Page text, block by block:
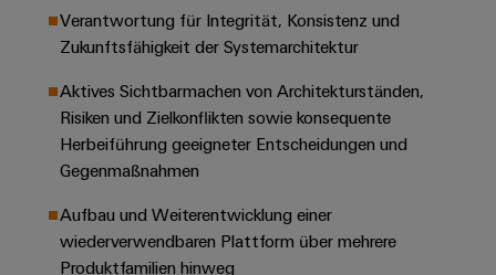
Photovoltaik
Mehr
durch
Sonnenenergie
Schaltschrankbau
für
die
Herausforderungen
im
Service
Platform
easyConnect
EZA-
Regler
Gerätehersteller
und
Visualisierungstools
Energiemessung
und
Smart
Weidmüller
Industrial
Schnittstelle
EDI-
Schnittstelle
ALLE
Messen
&
Events
Globale
&
Events
Entwicklung
Spannende
in unseren
Verantwortung für Integrität, Konsistenz und
Zukunftsfähigkeit der Systemarchitektur
Aktives Sichtbarmachen von Architekturständen,
Risiken und Zielkonflikten sowie konsequente
Herbeiführung geeigneter Entscheidungen und
Gegenmaßnahmen
Aufbau und Weiterentwicklung einer
wiederverwendbaren Plattform über mehrere
Produktfamilien hinweg